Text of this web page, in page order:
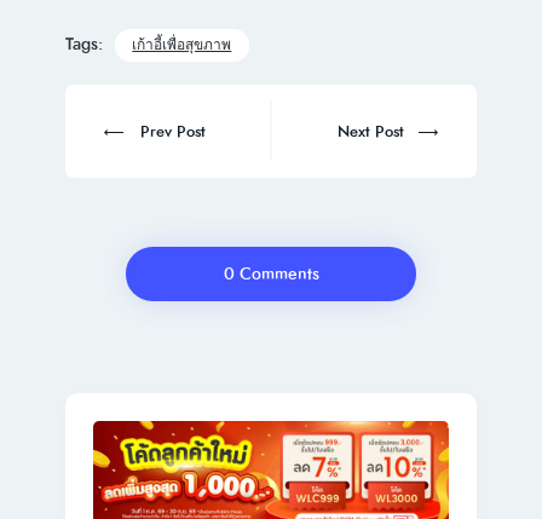
Tags: เก้าอี้เพื่อสุขภาพ
navigation
Prev
Prev Post
Next
Next Post
0 Comments